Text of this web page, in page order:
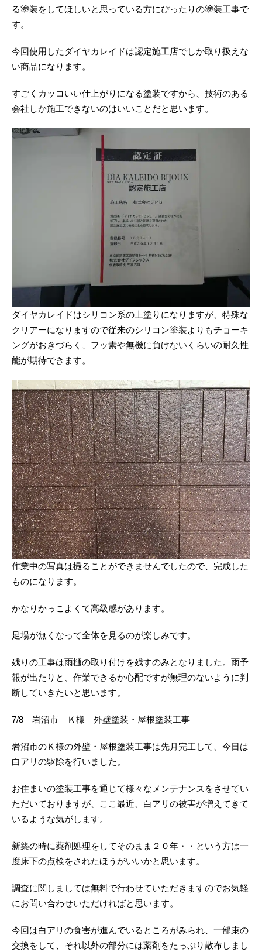
る塗装をしてほしいと思っている方にぴったりの塗装工事で
す。
今回使用したダイヤカレイドは認定施工店でしか取り扱えな
い商品になります。
すごくカッコいい仕上がりになる塗装ですから、技術のある
会社しか施工できないのはいいことだと思います。
ダイヤカレイドはシリコン系の上塗りになりますが、特殊な
クリアーになりますので従来のシリコン塗装よりもチョーキ
ングがおきづらく、フッ素や無機に負けないくらいの耐久性
能が期待できます。
作業中の写真は撮ることができませんでしたので、完成した
ものになります。
かなりかっこよくて高級感があります。
足場が無くなって全体を見るのが楽しみです。
残りの工事は雨樋の取り付けを残すのみとなりました。雨予
報が出たりと、作業できるか心配ですが無理のないように判
断していきたいと思います。
7/8 岩沼市 Ｋ様 外壁塗装・屋根塗装工事
岩沼市のＫ様の外壁・屋根塗装工事は先月完工して、今日は
白アリの駆除を行いました。
お住まいの塗装工事を通じて様々なメンテナンスをさせてい
ただいておりますが、ここ最近、白アリの被害が増えてきて
いるような気がします。
新築の時に薬剤処理をしてそのまま２０年・・という方は一
度床下の点検をされたほうがいいかと思います。
調査に関しましては無料で行わせていただきますのでお気軽
にお問い合わせいただければと思います。
今回は白アリの食害が進んでいるところがみられ、一部束の
交換をして、それ以外の部分には薬剤をたっぷり散布しまし